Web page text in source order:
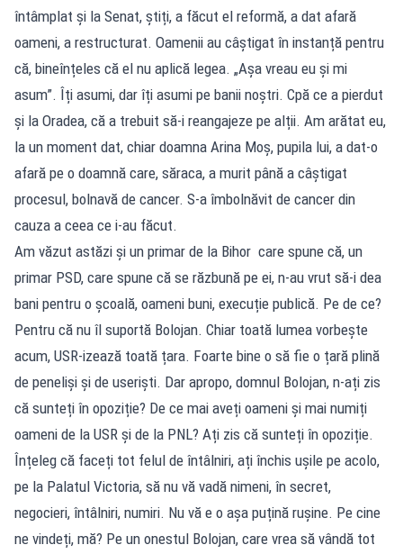
întâmplat și la Senat, știți, a făcut el reformă, a dat afară
oameni, a restructurat. Oamenii au câștigat în instanță pentru
că, bineînțeles că el nu aplică legea. „Așa vreau eu și mi
asum”. Îți asumi, dar îți asumi pe banii noștri. Cpă ce a pierdut
și la Oradea, că a trebuit să-i reangajeze pe alții. Am arătat eu,
la un moment dat, chiar doamna Arina Moș, pupila lui, a dat-o
afară pe o doamnă care, săraca, a murit până a câștigat
procesul, bolnavă de cancer. S-a îmbolnăvit de cancer din
cauza a ceea ce i-au făcut.
Am văzut astăzi și un primar de la Bihor care spune că, un
primar PSD, care spune că se răzbună pe ei, n-au vrut să-i dea
bani pentru o școală, oameni buni, execuție publică. Pe de ce?
Pentru că nu îl suportă Bolojan. Chiar toată lumea vorbește
acum, USR-izează toată țara. Foarte bine o să fie o țară plină
de peneliși și de useriști. Dar apropo, domnul Bolojan, n-ați zis
că sunteți în opoziție? De ce mai aveți oameni și mai numiți
oameni de la USR și de la PNL? Ați zis că sunteți în opoziție.
Înțeleg că faceți tot felul de întâlniri, ați închis ușile pe acolo,
pe la Palatul Victoria, să nu vă vadă nimeni, în secret,
negocieri, întâlniri, numiri. Nu vă e o așa puțină rușine. Pe cine
ne vindeți, mă? Pe un onestul Bolojan, care vrea să vândă tot